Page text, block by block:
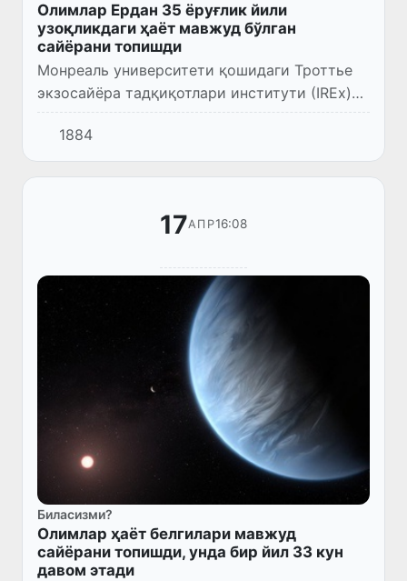
Олимлар Ердан 35 ёруғлик йили
узоқликдаги ҳаёт мавжуд бўлган
сайёрани топишди
Монреаль университети қошидаги Троттье
экзосайёра тадқиқотлари институти (IREx)
олимлари L 98-59 тизимида бешинчи сайёра
мавжудлигини тасдиқлашди.
1884
17АПР16:08
Биласизми?
Олимлар ҳаёт белгилари мавжуд
сайёрани топишди, унда бир йил 33 кун
давом этади